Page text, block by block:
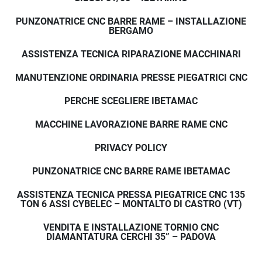
PUNZONATRICE CNC BARRE RAME – INSTALLAZIONE
BERGAMO
ASSISTENZA TECNICA RIPARAZIONE MACCHINARI
MANUTENZIONE ORDINARIA PRESSE PIEGATRICI CNC
PERCHE SCEGLIERE IBETAMAC
MACCHINE LAVORAZIONE BARRE RAME CNC
PRIVACY POLICY
PUNZONATRICE CNC BARRE RAME IBETAMAC
ASSISTENZA TECNICA PRESSA PIEGATRICE CNC 135
TON 6 ASSI CYBELEC – MONTALTO DI CASTRO (VT)
VENDITA E INSTALLAZIONE TORNIO CNC
DIAMANTATURA CERCHI 35” – PADOVA